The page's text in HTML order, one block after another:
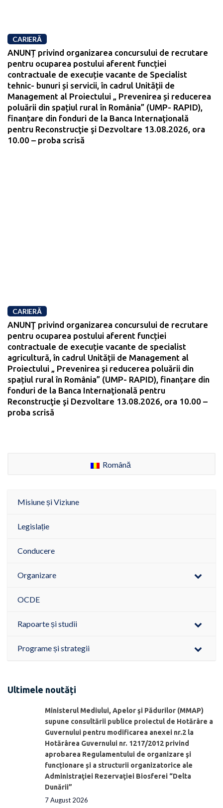
CARIERĂ
ANUNȚ privind organizarea concursului de recrutare
pentru ocuparea postului aferent funcției
contractuale de execuție vacante de Specialist
tehnic- bunuri și servicii, în cadrul Unității de
Management al Proiectului „ Prevenirea și reducerea
poluării din spațiul rural în România” (UMP- RAPID),
finanțare din fonduri de la Banca Internaţională
pentru Reconstrucţie şi Dezvoltare 13.08.2026, ora
10.00 – proba scrisă
CARIERĂ
ANUNŢ privind organizarea concursului de recrutare
pentru ocuparea postului aferent funcției
contractuale de execuție vacante de specialist
agricultură, în cadrul Unității de Management al
Proiectului „ Prevenirea și reducerea poluării din
spațiul rural în România” (UMP- RAPID), finanțare din
fonduri de la Banca Internaţională pentru
Reconstrucţie şi Dezvoltare 13.08.2026, ora 10.00 –
proba scrisă
Română
Misiune și Viziune
Legislație
Conducere
Organizare
OCDE
Rapoarte și studii
Programe și strategii
Ultimele noutăți
Ministerul Mediului, Apelor şi Pădurilor (MMAP)
supune consultării publice proiectul de Hotărâre a
Guvernului pentru modificarea anexei nr.2 la
Hotărârea Guvernului nr. 1217/2012 privind
aprobarea Regulamentului de organizare şi
funcționare și a structurii organizatorice ale
Administraţiei Rezervaţiei Biosferei “Delta
Dunării”
7 August 2026